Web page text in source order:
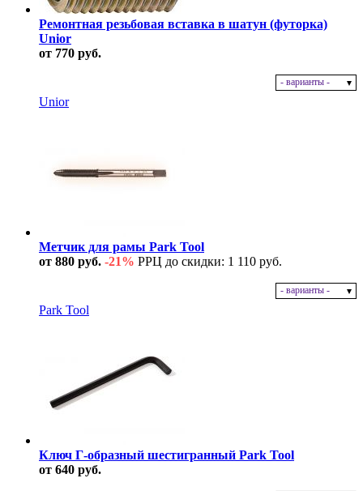
Ремонтная резьбовая вставка в шатун (футорка)
Unior
от 770 руб.
- варианты -
Unior
Метчик для рамы Park Tool
от 880 руб. -21% РРЦ до скидки: 1 110 руб.
- варианты -
Park Tool
Ключ Г-образный шестигранный Park Tool
от 640 руб.